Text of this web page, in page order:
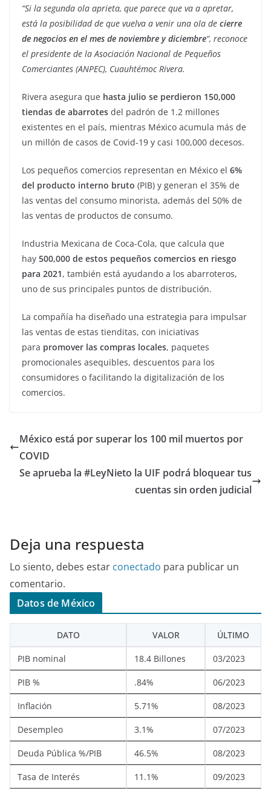
“Si la segunda ola aprieta, que parece que va a apretar,
está la posibilidad de que vuelva a venir una ola de cierre
de negocios en el mes de noviembre y diciembre“, reconoce
el presidente de la Asociación Nacional de Pequeños
Comerciantes (ANPEC), Cuauhtémoc Rivera.
Rivera asegura que hasta julio se perdieron 150,000
tiendas de abarrotes del padrón de 1.2 millones
existentes en el país, mientras México acumula más de
un millón de casos de Covid-19 y casi 100,000 decesos.
Los pequeños comercios representan en México el 6%
del producto interno bruto (PIB) y generan el 35% de
las ventas del consumo minorista, además del 50% de
las ventas de productos de consumo.
Industria Mexicana de Coca-Cola, que calcula que
hay 500,000 de estos pequeños comercios en riesgo
para 2021, también está ayudando a los abarroteros,
uno de sus principales puntos de distribución.
La compañía ha diseñado una estrategia para impulsar
las ventas de estas tienditas, con iniciativas
para promover las compras locales, paquetes
promocionales asequibles, descuentos para los
consumidores o facilitando la digitalización de los
comercios.
México está por superar los 100 mil muertos por
COVID
Se aprueba la #LeyNieto la UIF podrá bloquear tus
cuentas sin orden judicial
Deja una respuesta
Lo siento, debes estar conectado para publicar un
comentario.
Datos de México
DATO VALOR ÚLTIMO
PIB nominal 18.4 Billones 03/2023
PIB % .84% 06/2023
Inflación 5.71% 08/2023
Desempleo 3.1% 07/2023
Deuda Pública %/PIB 46.5% 08/2023
Tasa de Interés 11.1% 09/2023